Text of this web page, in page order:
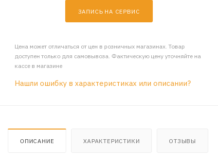
ЗАПИСЬ НА СЕРВИС
Цена может отличаться от цен в розничных магазинах. Товар
доступен только для самовывоза. Фактическую цену уточняйте на
кассе в магазине
Нашли ошибку в характеристиках или описании?
ОПИСАНИЕ ХАРАКТЕРИСТИКИ ОТЗЫВЫ